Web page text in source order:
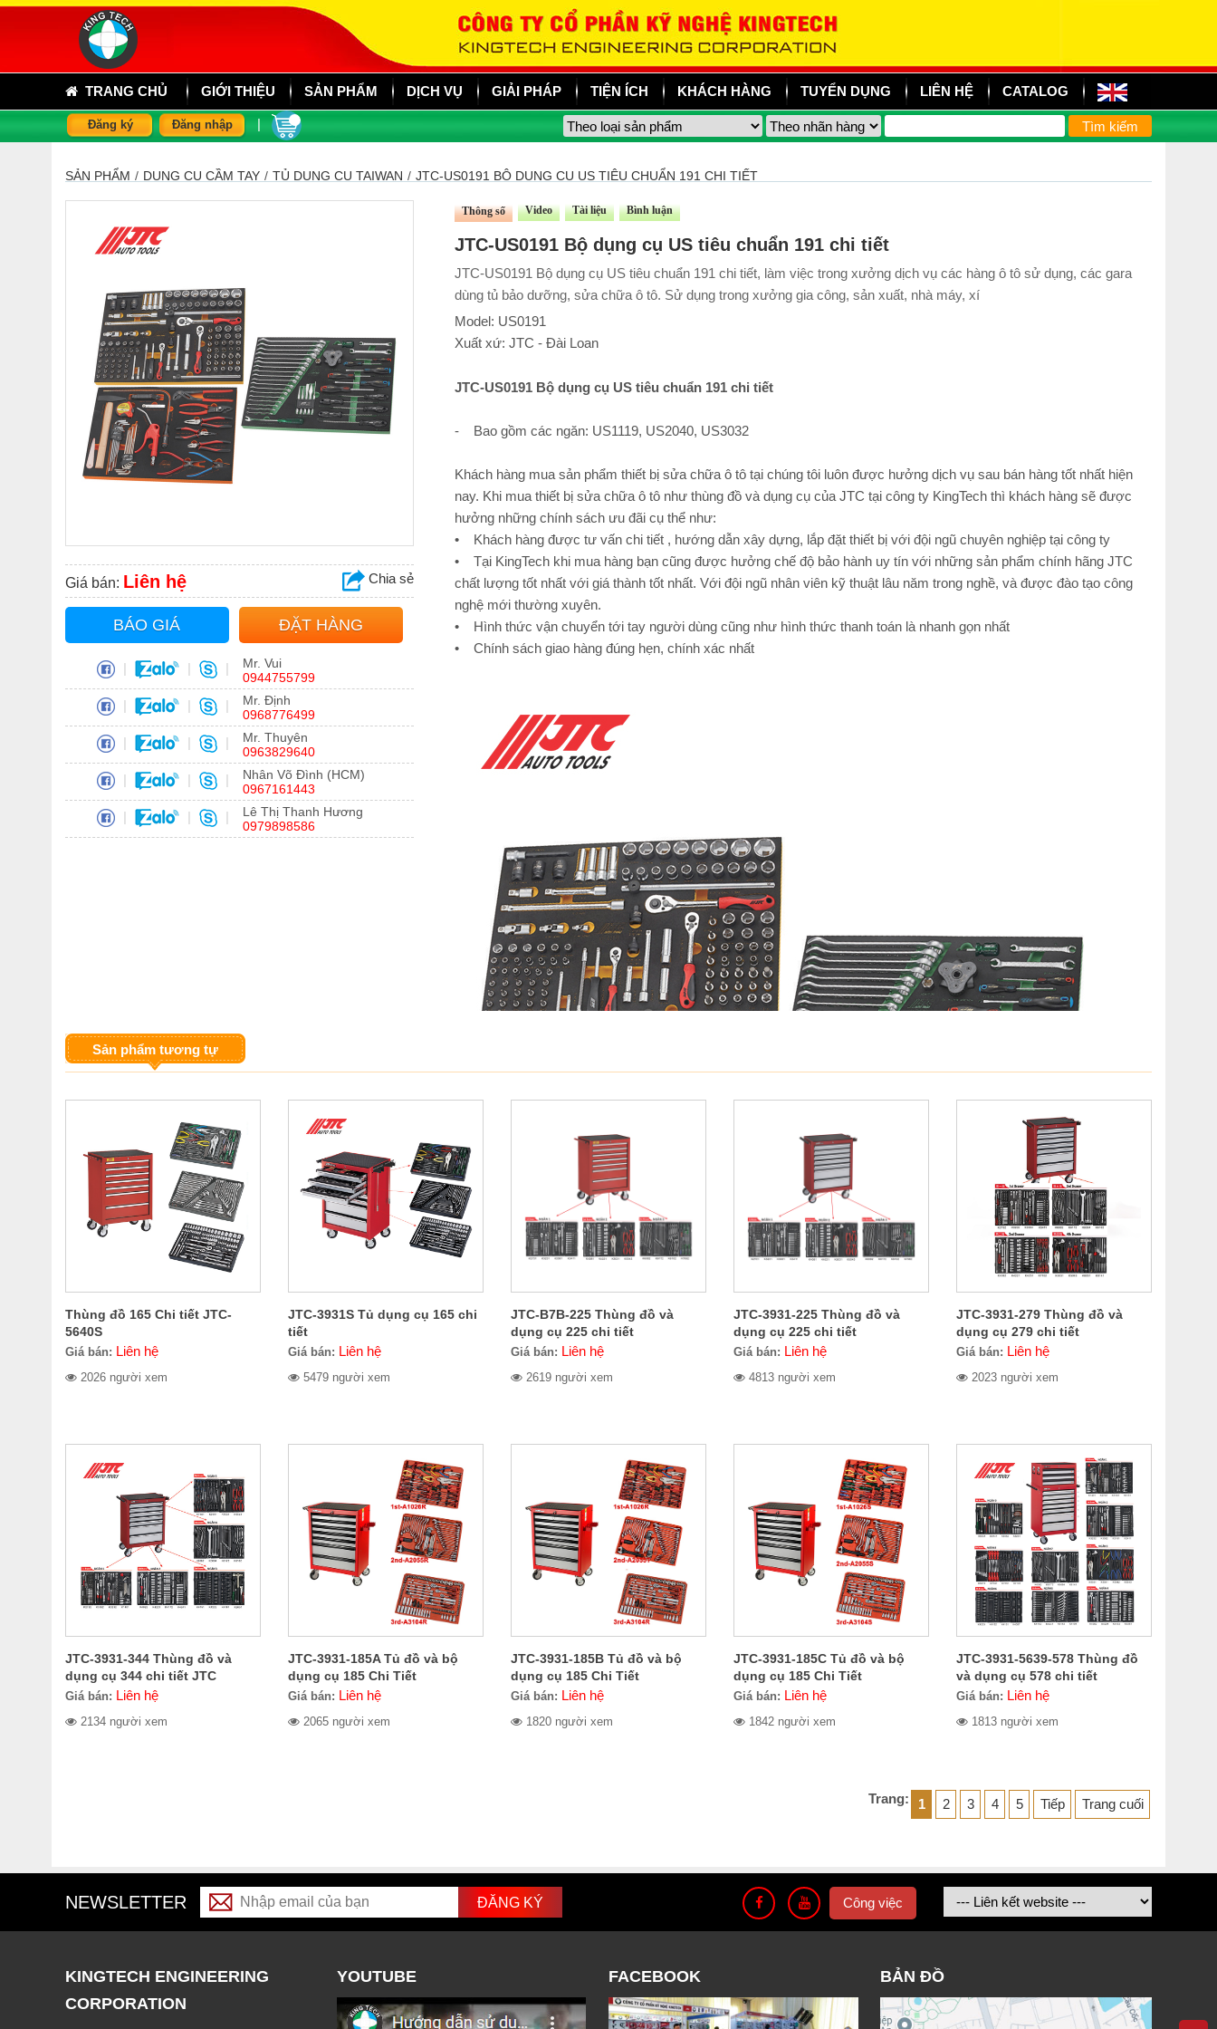
TRANG CHỦ GIỚI THIỆU SẢN PHẨM DỊCH VỤ GIẢI PHÁP TIỆN ÍCH KHÁCH HÀNG TUYỂN DỤNG LIÊN HỆ CATALOG
Đăng ký Đăng nhập
SẢN PHẨM / DỤNG CỤ CẦM TAY / TỦ DỤNG CỤ TAIWAN / JTC-US0191 BỘ DỤNG CỤ US TIÊU CHUẨN 191 CHI TIẾT
Giá bán: Liên hệ Chia sẻ
BÁO GIÁ ĐẶT HÀNG
| | |
Mr. Vui
0944755799
| | |
Mr. Định
0968776499
| | |
Mr. Thuyên
0963829640
| | |
Nhân Võ Đình (HCM)
0967161443
| | |
Lê Thị Thanh Hương
0979898586
Thông số Video Tài liệu Bình luận
JTC-US0191 Bộ dụng cụ US tiêu chuẩn 191 chi tiết
JTC-US0191 Bộ dụng cụ US tiêu chuẩn 191 chi tiết, làm việc trong xưởng dịch vụ các hàng ô tô sử dụng, các gara
dùng tủ bảo dưỡng, sửa chữa ô tô. Sử dụng trong xưởng gia công, sản xuất, nhà máy, xí
Model: US0191
Xuất xứ: JTC - Đài Loan
JTC-US0191 Bộ dụng cụ US tiêu chuẩn 191 chi tiết
- Bao gồm các ngăn: US1119, US2040, US3032
Khách hàng mua sản phẩm thiết bị sửa chữa ô tô tại chúng tôi luôn được hưởng dịch vụ sau bán hàng tốt nhất hiện
nay. Khi mua thiết bị sửa chữa ô tô như thùng đồ và dụng cụ của JTC tại công ty KingTech thì khách hàng sẽ được
hưởng những chính sách ưu đãi cụ thể như:
• Khách hàng được tư vấn chi tiết , hướng dẫn xây dựng, lắp đặt thiết bị với đội ngũ chuyên nghiệp tại công ty
• Tại KingTech khi mua hàng bạn cũng được hưởng chế độ bảo hành uy tín với những sản phẩm chính hãng JTC
chất lượng tốt nhất với giá thành tốt nhất. Với đội ngũ nhân viên kỹ thuật lâu năm trong nghề, và được đào tạo công
nghệ mới thường xuyên.
• Hình thức vận chuyển tới tay người dùng cũng như hình thức thanh toán là nhanh gọn nhất
• Chính sách giao hàng đúng hẹn, chính xác nhất
Sản phẩm tương tự
Thùng đồ 165 Chi tiết JTC-
5640S
Giá bán: Liên hệ
2026 người xem
JTC-3931S Tủ dụng cụ 165 chi
tiết
Giá bán: Liên hệ
5479 người xem
JTC-B7B-225 Thùng đồ và
dụng cụ 225 chi tiết
Giá bán: Liên hệ
2619 người xem
JTC-3931-225 Thùng đồ và
dụng cụ 225 chi tiết
Giá bán: Liên hệ
4813 người xem
JTC-3931-279 Thùng đồ và
dụng cụ 279 chi tiết
Giá bán: Liên hệ
2023 người xem
JTC-3931-344 Thùng đồ và
dụng cụ 344 chi tiết JTC
Giá bán: Liên hệ
2134 người xem
JTC-3931-185A Tủ đồ và bộ
dụng cụ 185 Chi Tiết
Giá bán: Liên hệ
2065 người xem
JTC-3931-185B Tủ đồ và bộ
dụng cụ 185 Chi Tiết
Giá bán: Liên hệ
1820 người xem
JTC-3931-185C Tủ đồ và bộ
dụng cụ 185 Chi Tiết
Giá bán: Liên hệ
1842 người xem
JTC-3931-5639-578 Thùng đồ
và dụng cụ 578 chi tiết
Giá bán: Liên hệ
1813 người xem
Trang: 1 2 3 4 5 Tiếp Trang cuối
NEWSLETTER Công việc
KINGTECH ENGINEERING
CORPORATION
YOUTUBE FACEBOOK BẢN ĐỒ